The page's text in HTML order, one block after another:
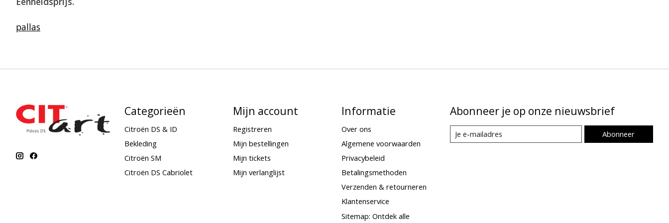
pallas
Categorieën
Citroën DS & ID
Bekleding
Citroën SM
Citroën DS Cabriolet
Mijn account
Registreren
Mijn bestellingen
Mijn tickets
Mijn verlanglijst
Informatie
Over ons
Algemene voorwaarden
Privacybeleid
Betalingsmethoden
Verzenden & retourneren
Klantenservice
Sitemap: Ontdek alle
Abonneer je op onze nieuwsbrief
Abonneer